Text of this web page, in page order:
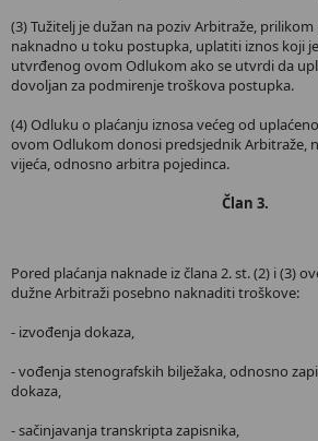
(3) Tužitelj je dužan na poziv Arbitraže,
naknadno u toku postupka, uplatiti iznos koji
utvrđenog ovom Odlukom ako se utvrdi da
dovoljan za podmirenje troškova postupka.
(4) Odluku o plaćanju iznosa većeg od
ovom Odlukom donosi predsjednik Arbitraže,
vijeća, odnosno arbitra pojedinca.
Član 3.
Pored plaćanja naknade iz člana 2. st. (2) i (3)
dužne Arbitraži posebno naknaditi troškove:
- izvođenja dokaza,
- vođenja stenografskih bilježaka, odnosno
dokaza,
- sačinjavanja transkripta zapisnika,